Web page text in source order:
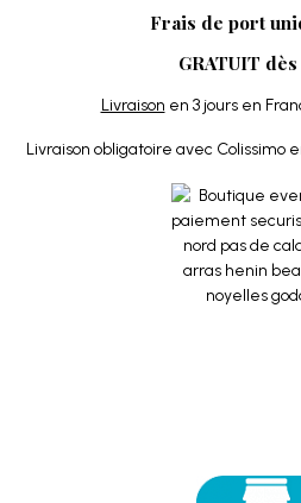
Frais de port
GRATUIT
Livraison en 3 jours en
Livraison obligatoire avec Colissimo